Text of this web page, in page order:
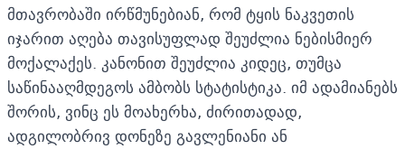
მთავრობაში ირწმუნებიან, რომ ტყის ნაკვეთის
იჯარით აღება თავისუფლად შეუძლია ნებისმიერ
მოქალაქეს. კანონით შეუძლია კიდეც, თუმცა
საწინააღმდეგოს ამბობს სტატისტიკა. იმ ადამიანებს
შორის, ვინც ეს მოახერხა, ძირითადად,
ადგილობრივ დონეზე გავლენიანი ან